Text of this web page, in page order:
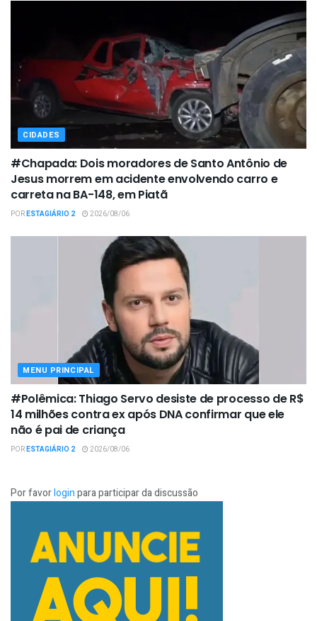
CIDADES
#Chapada: Dois moradores de Santo Antônio de
Jesus morrem em acidente envolvendo carro e
carreta na BA-148, em Piatã
PORESTAGIÁRIO 2 2026/08/06
MENU PRINCIPAL
#Polêmica: Thiago Servo desiste de processo de R$
14 milhões contra ex após DNA confirmar que ele
não é pai de criança
PORESTAGIÁRIO 2 2026/08/06
Por favorloginpara participar da discussão